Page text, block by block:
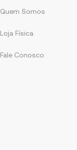
Quem Somos
Loja Física
Fale Conosco